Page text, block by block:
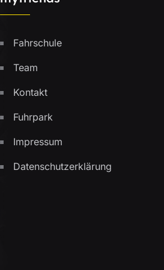
Fahrschule
Team
Kontakt
Fuhrpark
Impressum
Datenschutzerklärung